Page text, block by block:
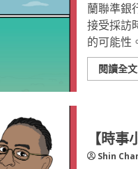
蘭聯準銀
接受採訪
的可能性
閱讀全文
【時
Shin